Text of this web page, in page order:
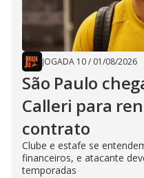
JOGADA 10/ 01/08/2026
São Paulo
Calleri para
contrato
Clube e estafe se
financeiros, e atacante
temporadas